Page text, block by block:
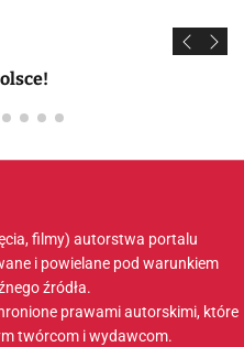
filmy) autorstwa portalu
i powielane pod warunkiem
źródła.
prawami autorskimi, które
twórcom i wydawcom.